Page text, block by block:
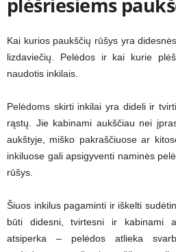
Kai kurios paukščių rūšys yra
lizdaviečių. Pelėdos ir kai kurie
naudotis inkilais.
Pelėdoms skirti inkilai yra dideli ir
rąstų. Jie kabinami aukščiau nei
aukštyje, miško pakraščiuose ar
inkiluose gali apsigyventi naminės
rūšys.
Šiuos inkilus pagaminti ir iškelti
būti didesni, tvirtesni ir kabinami
atsiperka – pelėdos atlieka